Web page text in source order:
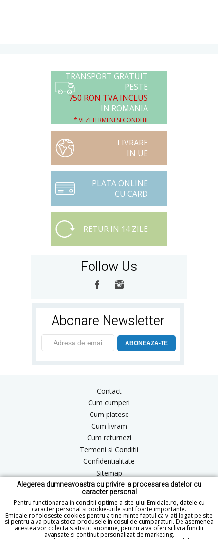
Alegerea dumneavoastra cu privire la procesarea datelor cu
caracter personal
Pentru functionarea in conditii optime a site-ului Emidale.ro, datele cu
caracter personal si cookie-urile sunt foarte importante.
Emidale.ro foloseste cookies pentru a tine minte faptul ca v-ati logat pe site
si pentru a va putea stoca produsele in cosul de cumparaturi. De asemenea
acestea vor colecta statistici anonime, pentru a va oferi si livra functii
avansate si continut personalizat de marketing.
TRANSPORT GRATUIT
PESTE
750 RON TVA INCLUS
IN ROMANIA
* VEZI TERMENI SI CONDITII
LIVRARE
IN UE
PLATA ONLINE
CU CARD
RETUR IN 14 ZILE
Follow Us
Abonare Newsletter
ABONEAZA-TE
Contact
Cum cumperi
Cum platesc
Cum livram
Cum returnezi
Termeni si Conditii
Confidentialitate
Sitemap
Blog
ANPC
office@emidale.ro